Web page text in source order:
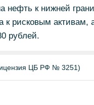
нефть к нижней
к рисковым активам,
рублей.
ЦБ РФ № 3251)